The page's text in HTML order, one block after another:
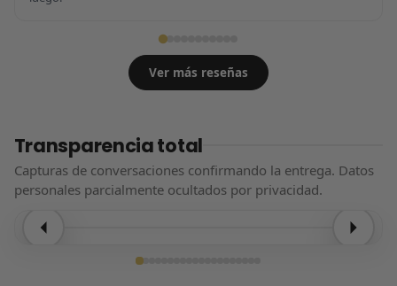
Ver más reseñas
Transparencia total
Capturas de conversaciones confirmando la entrega. Datos
personales parcialmente ocultados por privacidad.